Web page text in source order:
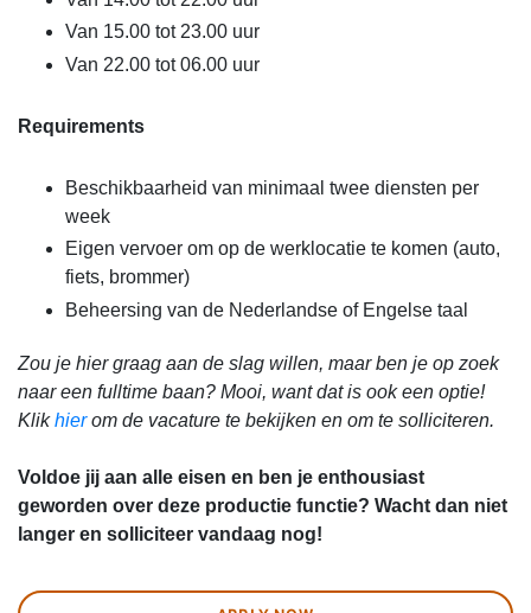
Van 15.00 tot 23.00 uur
Van 22.00 tot 06.00 uur
Requirements
Beschikbaarheid van minimaal twee diensten per
week
Eigen vervoer om op de werklocatie te komen (auto,
fiets, brommer)
Beheersing van de Nederlandse of Engelse taal
Zou je hier graag aan de slag willen, maar ben je op zoek
naar een fulltime baan? Mooi, want dat is ook een optie!
Klikhierom de vacature te bekijken en om te solliciteren.
Voldoe jij aan alle eisen en ben je enthousiast
geworden over deze productie functie? Wacht dan niet
langer en solliciteer vandaag nog!